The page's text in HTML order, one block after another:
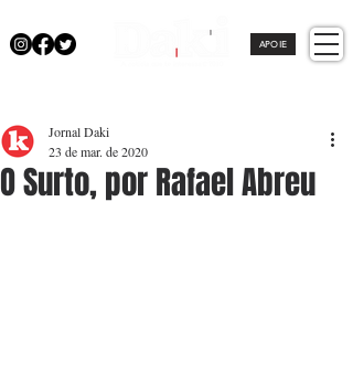
APOIE
O Surto, por Rafael Abreu
Jornal Daki
23 de mar. de 2020